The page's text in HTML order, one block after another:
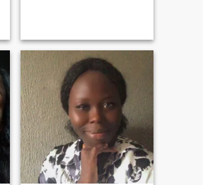
about my work. I